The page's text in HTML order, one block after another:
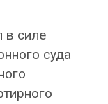
в силе
суда